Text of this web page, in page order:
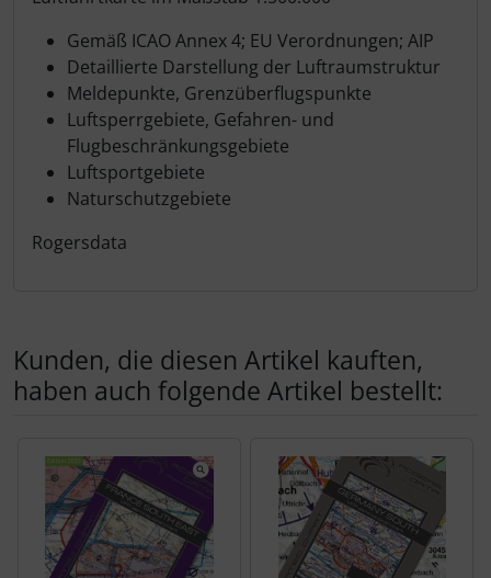
Gemäß ICAO Annex 4; EU Verordnungen; AIP
Detaillierte Darstellung der Luftraumstruktur
Meldepunkte, Grenzüberflugspunkte
Luftsperrgebiete, Gefahren- und
Flugbeschränkungsgebiete
Luftsportgebiete
Naturschutzgebiete
Rogersdata
Kunden, die diesen Artikel kauften,
haben auch folgende Artikel bestellt: